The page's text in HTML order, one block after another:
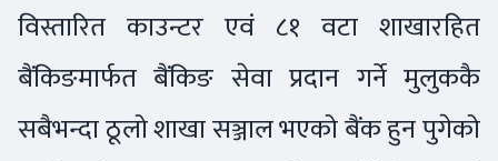
विस्तारित काउन्टर एवं ८१ वटा शाखारहित
बैंकिङमार्फत बैंकिङ सेवा प्रदान गर्ने मुलुककै
सबैभन्दा ठूलो शाखा सञ्जाल भएको बैंक हुन पुगेको